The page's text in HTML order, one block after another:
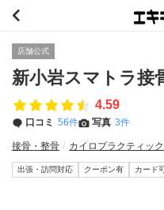
店舗公式
新小岩スマトラ接
4.59
口コミ 56件 写真 3件
接骨・整骨 カイロプラクティック
出張・訪問対応 クーポン有 カード